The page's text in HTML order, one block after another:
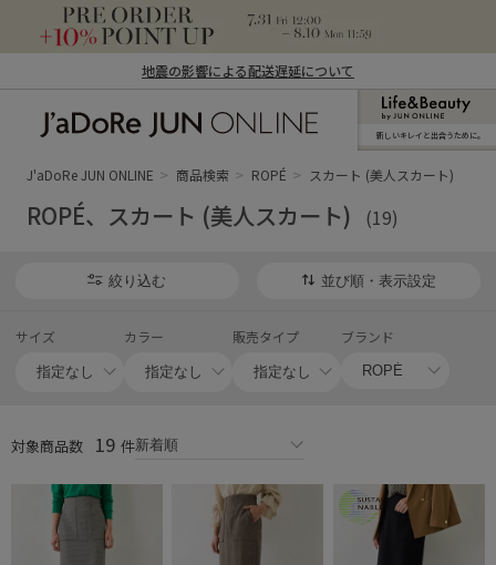
地震の影響による配送遅延について
ン オンライン）
新しいキレイと出合うために。
J'aDoRe JUN ONLINE 商品検索 ROPÉ スカート (美人スカート)
ROPÉ、スカート (美人スカート) (19)
絞り込む 並び順・表示設定
サイズ カラー 販売タイプ ブランド
対象商品数 19 件